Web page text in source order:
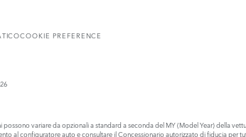
COOKIE PREFERENCE
possono variare da opzionali a standard a seconda del MY (Model Year) della
al configuratore auto e consultare il Concessionario autorizzato di fiducia